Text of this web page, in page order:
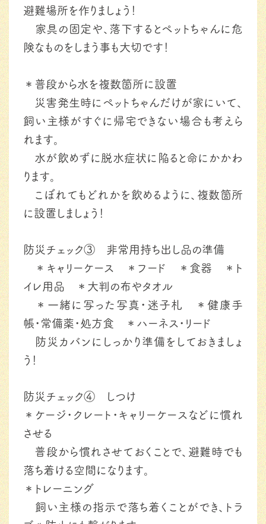
避難場所を作りましょう！
家具の固定や、落下するとペットちゃんに危
険なものをしまう事も大切です！
＊普段から水を複数箇所に設置
災害発生時にペットちゃんだけが家にいて、
飼い主様がすぐに帰宅できない場合も考えら
れます。
水が飲めずに脱水症状に陥ると命にかかわ
ります。
こぼれてもどれかを飲めるように、複数箇所
に設置しましょう！
防災チェック③ 非常用持ち出し品の準備
＊キャリーケース ＊フード ＊食器 ＊ト
イレ用品 ＊大判の布やタオル
＊一緒に写った写真・迷子札 ＊健康手
帳・常備薬・処方食 ＊ハーネス・リード
防災カバンにしっかり準備をしておきましょ
う！
防災チェック④ しつけ
＊ケージ・クレート・キャリーケースなどに慣れ
させる
普段から慣れさせておくことで、避難時でも
落ち着ける空間になります。
＊トレーニング
飼い主様の指示で落ち着くことができ、トラ